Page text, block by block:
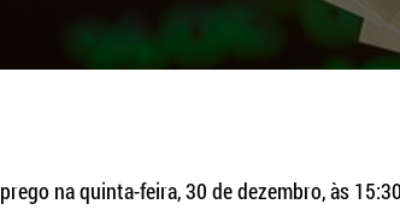
na quinta-feira, 30 de dezembro, às